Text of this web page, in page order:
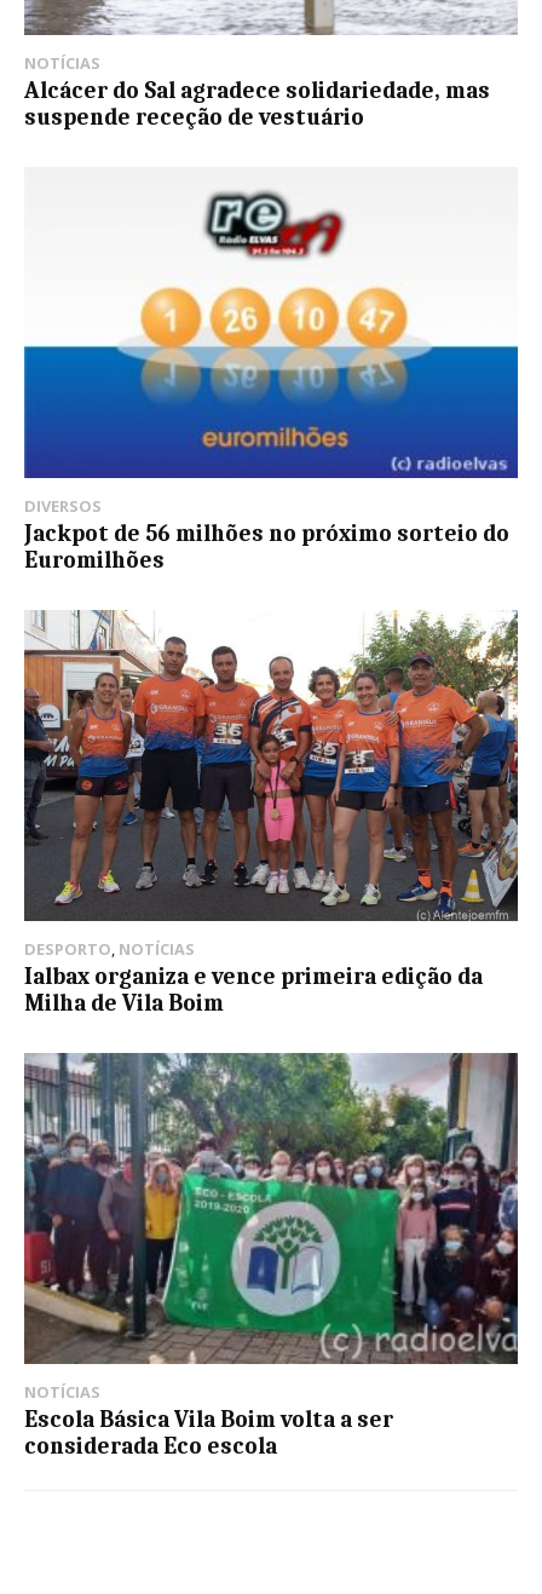
NOTÍCIAS
Alcácer do Sal agradece solidariedade, mas
suspende receção de vestuário
DIVERSOS
Jackpot de 56 milhões no próximo sorteio do
Euromilhões
DESPORTO, NOTÍCIAS
Ialbax organiza e vence primeira edição da
Milha de Vila Boim
NOTÍCIAS
Escola Básica Vila Boim volta a ser
considerada Eco escola